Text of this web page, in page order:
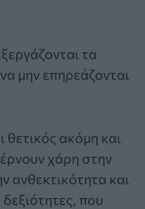
τα
μην επηρεάζονται
ακόμη και
χάρη στην
ανθεκτικότητα και
δεξιότητες, που